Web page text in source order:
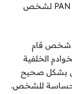
المدمجة في متصفح الويب) ومع معرفة PAN لشخص
شخص قام
الخلفية
بشكل صحيح
للشخص.